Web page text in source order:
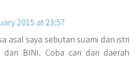
2015 at 23:57
asal saya sebutan suami dan istri
dan BINI. Coba cari dari daerah